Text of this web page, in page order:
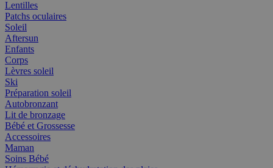
Lentilles
Patchs oculaires
Soleil
Aftersun
Enfants
Corps
Lèvres soleil
Ski
Préparation soleil
Autobronzant
Lit de bronzage
Bébé et Grossesse
Accessoires
Maman
Soins Bébé